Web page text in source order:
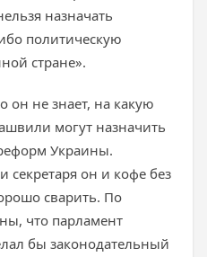
назначать
политическую
стране».
он не знает, на какую
могут назначить
Украины.
секретаря он и кофе без
сварить. По
что парламент
бы законодательный